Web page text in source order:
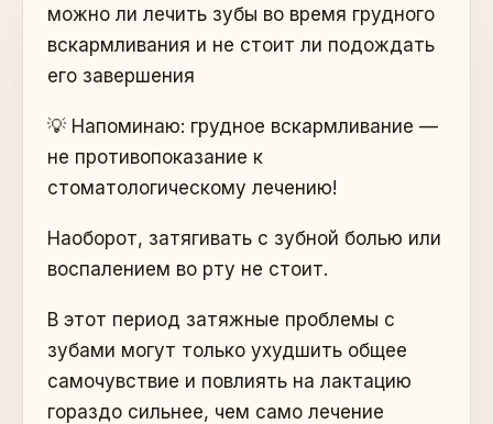
можно ли лечить зубы во время грудного
вскармливания и не стоит ли подождать
его завершения
💡 Напоминаю: грудное вскармливание —
не противопоказание к
стоматологическому лечению!
Наоборот, затягивать с зубной болью или
воспалением во рту не стоит.
В этот период затяжные проблемы с
зубами могут только ухудшить общее
самочувствие и повлиять на лактацию
гораздо сильнее, чем само лечение